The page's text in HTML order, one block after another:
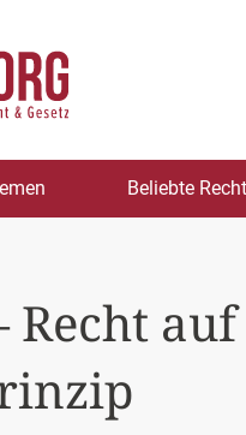
Beliebte
Recht